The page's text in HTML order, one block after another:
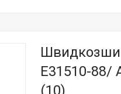
Е31510-88/
(10)